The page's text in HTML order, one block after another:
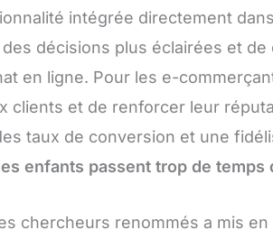
intégrée directement
décisions plus éclairées et de
en ligne. Pour les e-
clients et de renforcer leur
taux de conversion et une
enfants passent trop de temps
chercheurs renommés a mis en